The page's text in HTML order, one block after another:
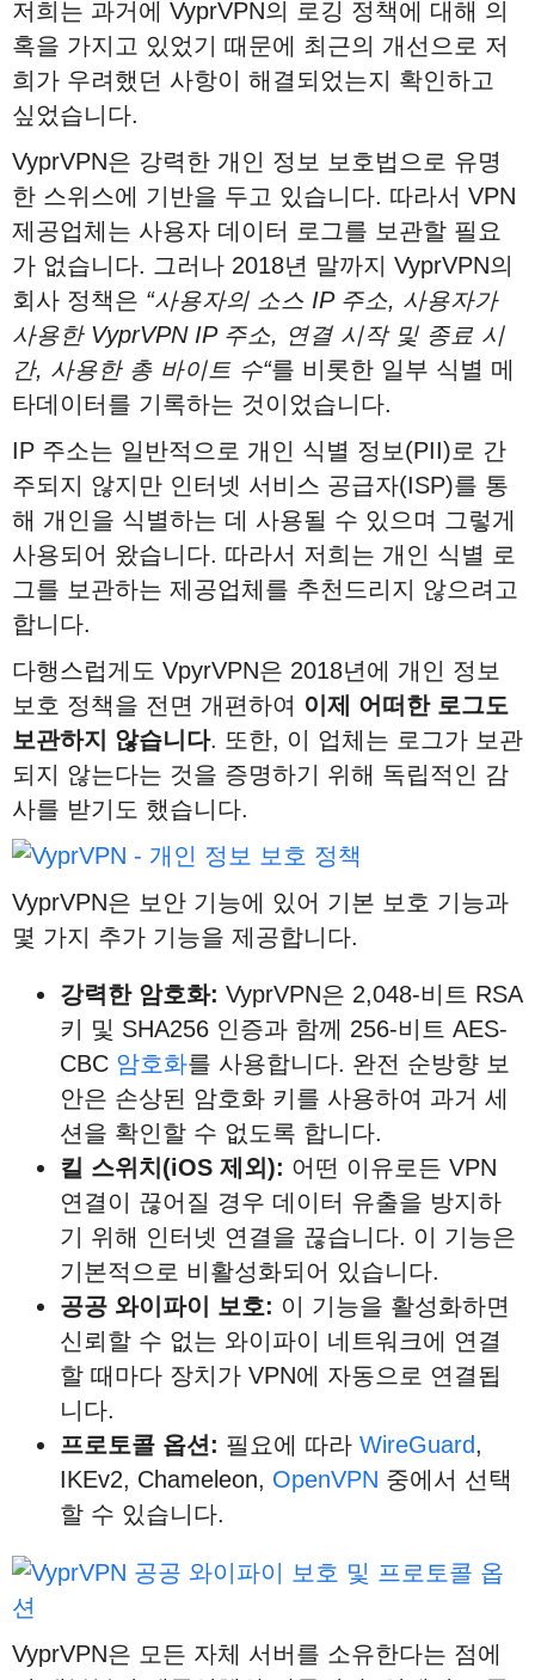
저희는 과거에 VyprVPN의 로깅 정책에 대해 의
혹을 가지고 있었기 때문에 최근의 개선으로 저
희가 우려했던 사항이 해결되었는지 확인하고
싶었습니다.
VyprVPN은 강력한 개인 정보 보호법으로 유명
한 스위스에 기반을 두고 있습니다. 따라서 VPN
제공업체는 사용자 데이터 로그를 보관할 필요
가 없습니다. 그러나 2018년 말까지 VyprVPN의
회사 정책은 “사용자의 소스 IP 주소, 사용자가
사용한VyprVPN IP 주소, 연결 시작 및 종료 시
간, 사용한 총 바이트 수“를 비롯한 일부 식별 메
타데이터를 기록하는 것이었습니다.
IP 주소는 일반적으로 개인 식별 정보(PII)로 간
주되지 않지만 인터넷 서비스 공급자(ISP)를 통
해 개인을 식별하는 데 사용될 수 있으며 그렇게
사용되어 왔습니다. 따라서 저희는 개인 식별 로
그를 보관하는 제공업체를 추천드리지 않으려고
합니다.
다행스럽게도 VpyrVPN은 2018년에 개인 정보
보호 정책을 전면 개편하여 이제 어떠한 로그도
보관하지 않습니다. 또한, 이 업체는 로그가 보관
되지 않는다는 것을 증명하기 위해 독립적인 감
사를 받기도 했습니다.
VyprVPN은 보안 기능에 있어 기본 보호 기능과
몇 가지 추가 기능을 제공합니다.
강력한 암호화: VyprVPN은 2,048-비트 RSA
키 및 SHA256 인증과 함께 256-비트 AES-
CBC 암호화를 사용합니다. 완전 순방향 보
안은 손상된 암호화 키를 사용하여 과거 세
션을 확인할 수 없도록 합니다.
킬 스위치 (iOS 제외): 어떤 이유로든 VPN
연결이 끊어질 경우 데이터 유출을 방지하
기 위해 인터넷 연결을 끊습니다. 이 기능은
기본적으로 비활성화되어 있습니다.
공공 와이파이 보호: 이 기능을 활성화하면
신뢰할 수 없는 와이파이 네트워크에 연결
할 때마다 장치가 VPN에 자동으로 연결됩
니다.
프로토콜 옵션 : 필요에 따라 WireGuard,
IKEv2, Chameleon, OpenVPN 중에서 선택
할 수 있습니다.
VyprVPN은 모든 자체 서버를 소유한다는 점에